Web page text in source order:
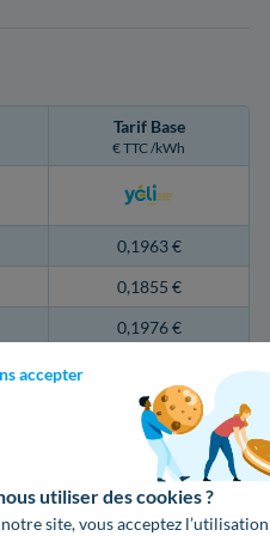
accepter
utiliser des cookies ?
site, vous acceptez
Tarif Base
€ TTC /kWh
0,1963 €
0,1855 €
0,1976 €
0,1976 €
0,1976 €
0,1976 €
0,1976 €